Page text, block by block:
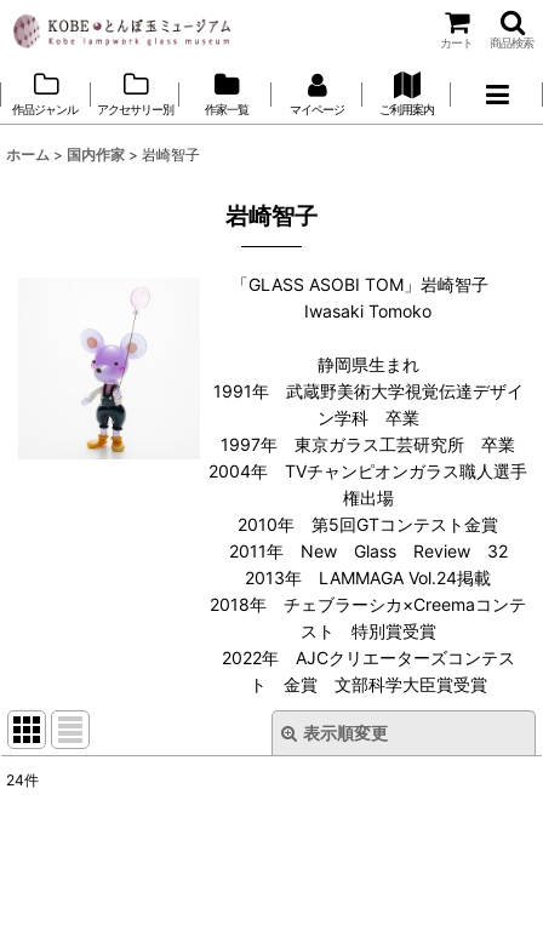
カート 商品検索
作品ジャンル アクセサリー別 作家一覧 マイページ ご利用案内
ホーム > 国内作家 > 岩崎智子
岩崎智子
「GLASS ASOBI TOM」岩崎智子
Iwasaki Tomoko
静岡県生まれ
1991年 武蔵野美術大学視覚伝達デザイ
ン学科 卒業
1997年 東京ガラス工芸研究所 卒業
2004年 TVチャンピオンガラス職人選手
権出場
2010年 第5回GTコンテスト金賞
2011年 New Glass Review 32
2013年 LAMMAGA Vol.24掲載
2018年 チェブラーシカ×Creemaコンテ
スト 特別賞受賞
2022年 AJCクリエーターズコンテス
ト 金賞 文部科学大臣賞受賞
表示順変更
24件